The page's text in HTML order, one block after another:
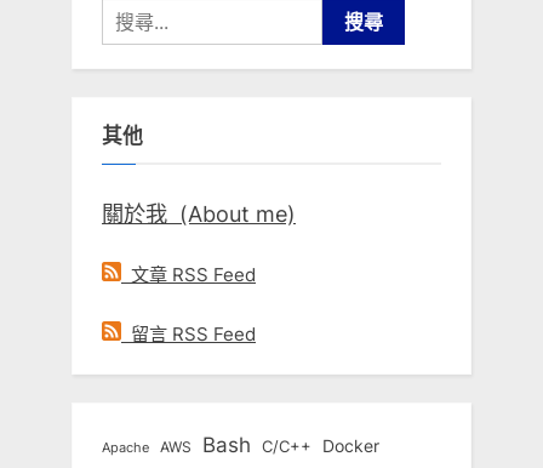
搜
尋
關
字:
其他
關於我 (About me)
文章 RSS Feed
留言 RSS Feed
Apache AWS Bash C/C++ Docker